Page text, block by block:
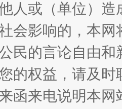
责幌子
人或（单位）
会影响的，本
民的言论自由
的权益，请及
函来电说明本